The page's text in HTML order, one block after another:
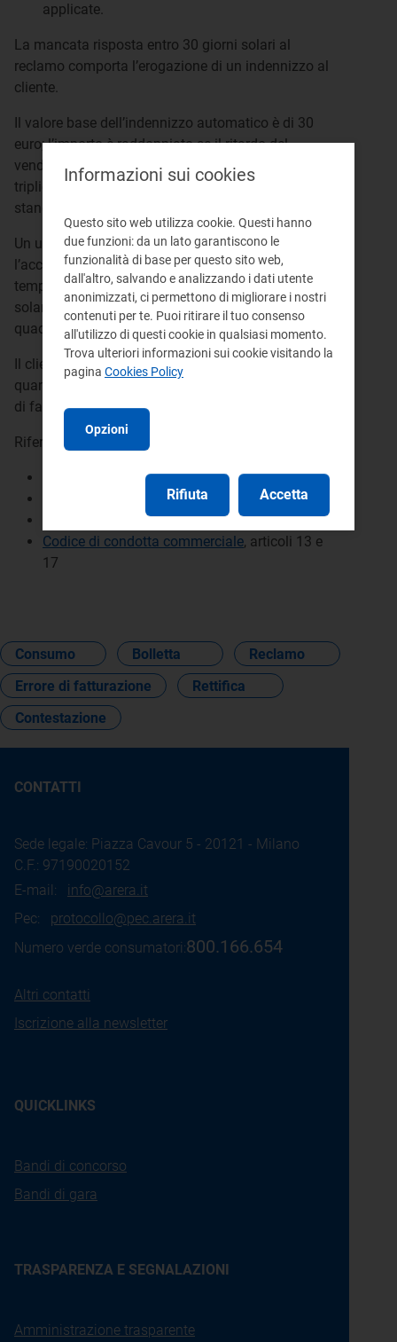
applicate.
La mancata risposta entro 30 giorni solari al
reclamo comporta l’erogazione di un indennizzo al
cliente.
Il valore base dell’indennizzo automatico è di 30
euro; l’importo è raddoppiato se il ritardo del
venditore supera il doppio del tempo standard, ed è
triplicato se il ritardo supera il triplo del tempo
standard.
Un ulteriore indennizzo è dovuto al cliente se
l’accredito della somma non dovuta avviene oltre il
tempo massimo stabilito dall’Autorità (60 giorni
solari, aumentati a 90 se la fatturazione è
quadrimestrale).
Il cliente deve ricevere l'indennizzo entro 6 mesi da
quando il venditore ha ricevuto il reclamo e, in caso
di fatturazione quadrimestrale, entro 8 mesi.
Riferimenti:
, articoli 4, 5, 8, 11, 15, 19 e 21
, articolo 12
Bolletta dei clienti finali di energia, articolo 12
Codice di condotta commerciale, articoli 13 e
17
Consumo Bolletta
Reclamo
Errore di fatturazione
Rettifica
Contestazione
CONTATTI
Sede legale: Piazza Cavour 5 - 20121 - Milano
C.F.: 97190020152
E-mail: info@arera.it
Pec: protocollo@pec.arera.it
Numero verde consumatori:800.166.654
Altri contatti
Iscrizione alla newsletter
QUICKLINKS
Bandi di concorso
Bandi di gara
TRASPARENZA E SEGNALAZIONI
Amministrazione trasparente
Informazioni sui cookies
Questo sito web utilizza cookie. Questi hanno
due funzioni: da un lato garantiscono le
funzionalità di base per questo sito web,
dall'altro, salvando e analizzando i dati utente
anonimizzati, ci permettono di migliorare i nostri
contenuti per te. Puoi ritirare il tuo consenso
all'utilizzo di questi cookie in qualsiasi momento.
Trova ulteriori informazioni sui cookie visitando la
pagina Cookies Policy
Opzioni
Rifiuta Accetta